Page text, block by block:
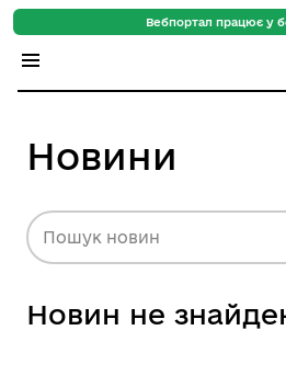
Вебпортал працює у
Індекс громад
Цифровий путівник
База знань
Новини
Новини
Пошук новин
Новин не